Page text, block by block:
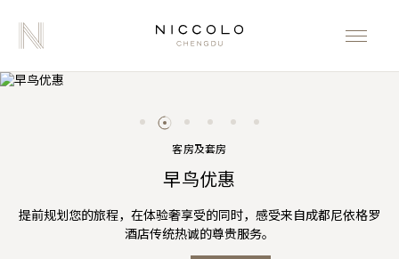
夏日臻享
官网预订可享高达75折的含早餐房价及夏季主题菜单人民币105元
餐饮消费额度。
客房及套房
早鸟优惠
提前规划您的旅程，在体验奢享受的同时，感受来自成都尼依格罗
酒店传统热诚的尊贵服务。
成都IFS X 成都尼依格罗酒店畅游尊享礼遇
城中度假，感官奢享，成都尼依格罗酒店携手成都国际金融中心呈
献甄选购物礼遇，时尚灵感解锁华丽旅程。
以竹共婵娟团圆礼盒
成都尼依格罗酒店推出两款月饼礼盒，将「N」字logo重组呈献竹
节式样，象征长寿、幸福。将时尚与传统结合，予您中秋快乐。
「以爱之名」联名下午茶
成都尼依格罗酒店携手EviDenS de Beauté伊菲丹以其限量版超级
面膜倾注浪漫巧思，共创「以爱之名」联名下午茶。
三倍「亚洲万里通」里数
预订尼依格罗酒店「夏日臻享」套餐即享三倍「亚洲万里通」里数
及更多礼遇